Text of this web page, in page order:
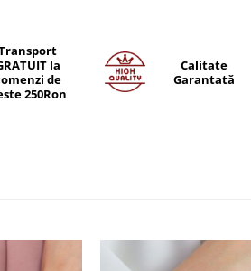
la
de
250Ron
Calitate
Garantată